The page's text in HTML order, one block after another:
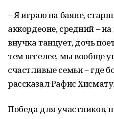
– Я играю на баяне,
аккордеоне, средний – на
внучка танцует, дочь
тем веселее, мы вообще
счастливые семьи – где
рассказал Рафис
Победа для участников,